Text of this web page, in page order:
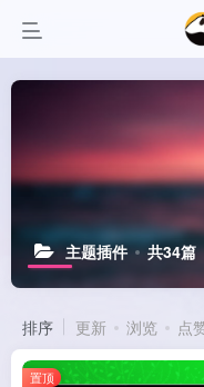
主题插件 共34篇
排序 更新 浏览 点
置顶